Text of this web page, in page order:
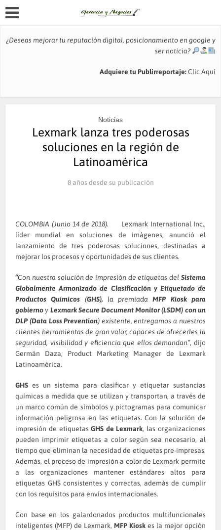
¿Deseas mejorar tu reputación digital, posicionamiento en google y
ser noticia?
Adquiere tu Publirreportaje:Clic Aquí
Noticias
Lexmark lanza tres poderosas
soluciones en la región de
Latinoamérica
8 años desde su publicación
COLOMBIA (Junio 14 de 2018). Lexmark International Inc.,
líder mundial en soluciones de imágenes, anunció el
lanzamiento de tres poderosas soluciones, destinadas a
mejorar los procesos y oportunidades de sus clientes.
“Con nuestra solución de impresión de etiquetas del Sistema
Globalmente Armonizado de Clasificación y Etiquetado de
Productos Químicos (GHS),la premiadaMFP Kiosk para
gobiernoy Lexmark Secure Document Monitor (LSDM) con un
DLP (Data Loss Prevention) existente, entregamos a nuestros
clientes herramientas de gran valor, capaces de ofrecerles la
seguridad, visibilidad y eficiencia que ellos demandan”, dijo
Germán Daza, Product Marketing Manager de Lexmark
Latinoamérica.
GHS es un sistema para clasificar y etiquetar sustancias
químicas a medida que se utilizan y transportan, a través de
un marco común de símbolos y pictogramas para comunicar
información peligrosa en las etiquetas. Con la solución de
impresión de etiquetasGHS de Lexmark, las organizaciones
pueden imprimir etiquetas a color según sea necesario, al
tiempo que eliminan la necesidad de etiquetas pre-impresas.
Además, el proceso de impresión a color de Lexmark permite
a las organizaciones mantener estándares altos para
etiquetas GHS consistentes y correctas, además de cumplir
con los requisitos para envíos internacionales.
Con base en los galardonados productos multifuncionales
inteligentes (MFP) de Lexmark, MFP Kiosk es la mejor opción